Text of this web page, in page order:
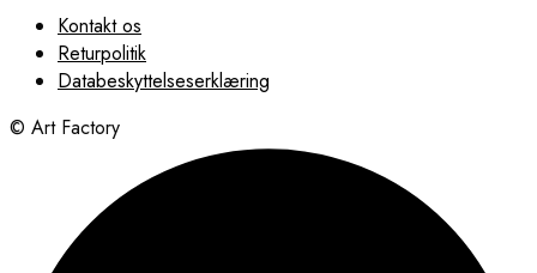
Kontakt os
Returpolitik
Databeskyttelseserklæring
© Art Factory